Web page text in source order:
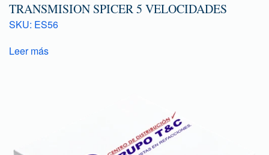
TRANSMISION SPICER 5 VELOCIDADES
SKU: ES56
Leer más